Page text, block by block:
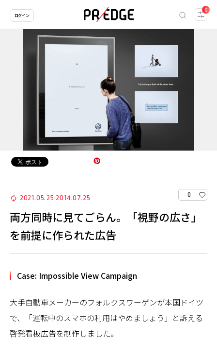
0
ログイン
2021.05.25 2014.07.25 0
両方同時に見てごらん。「視野の広さ」
を前提に作られた広告
Case: Impossible View Campaign
大手自動車メーカーのフォルクスワーゲンが本国ドイツ
で、「運転中のスマホの利用はやめましょう」と訴える
啓発看板広告を制作しました。